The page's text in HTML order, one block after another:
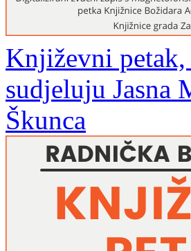
Književni
sudjeluju Jasna
Škunca